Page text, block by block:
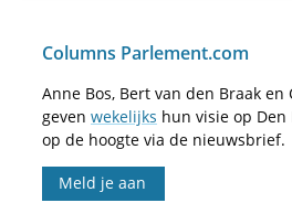
Columns Parlement.com
Anne Bos, Bert van den Braak en
geven wekelijks hun visie op Den
op de hoogte via de nieuwsbrief.
Meld je aan